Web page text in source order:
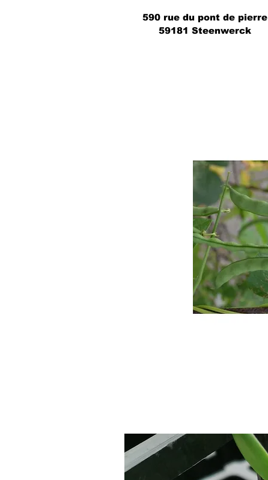
590 rue du pont de pierre
59181 Steenwerck